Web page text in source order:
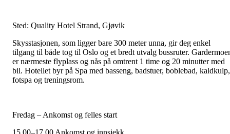
Sted: Quality Hotel Strand, Gjøvik
Skysstasjonen, som ligger bare 300 meter unna, gir deg enkel
tilgang til både tog til Oslo og et bredt utvalg bussruter.
er nærmeste flyplass og nås på omtrent 1 time og 20 minutter med
bil. Hotellet byr på Spa med basseng, badstuer, boblebad, kaldkulp,
fotspa og treningsrom.
Fredag – Ankomst og felles start